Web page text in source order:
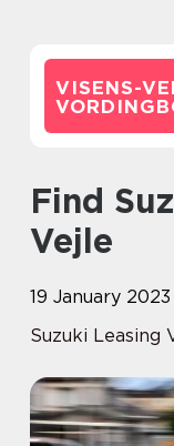
VISENS-
Find Suzuki leasing i
Vejle
19 January 2023
Suzuki Leasing